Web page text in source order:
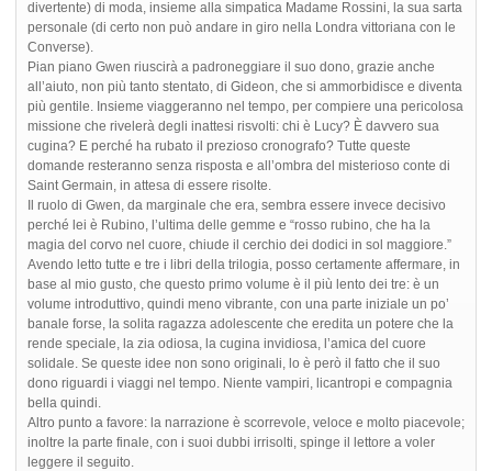
divertente) di moda, insieme alla simpatica Madame Rossini, la sua sarta
personale (di certo non può andare in giro nella Londra vittoriana con le
Converse).
Pian piano Gwen riuscirà a padroneggiare il suo dono, grazie anche
all’aiuto, non più tanto stentato, di Gideon, che si ammorbidisce e diventa
più gentile. Insieme viaggeranno nel tempo, per compiere una pericolosa
missione che rivelerà degli inattesi risvolti: chi è Lucy? È davvero sua
cugina? E perché ha rubato il prezioso cronografo? Tutte queste
domande resteranno senza risposta e all’ombra del misterioso conte di
Saint Germain, in attesa di essere risolte.
Il ruolo di Gwen, da marginale che era, sembra essere invece decisivo
perché lei è Rubino, l’ultima delle gemme e “rosso rubino, che ha la
magia del corvo nel cuore, chiude il cerchio dei dodici in sol maggiore.”
Avendo letto tutte e tre i libri della trilogia, posso certamente affermare, in
base al mio gusto, che questo primo volume è il più lento dei tre: è un
volume introduttivo, quindi meno vibrante, con una parte iniziale un po’
banale forse, la solita ragazza adolescente che eredita un potere che la
rende speciale, la zia odiosa, la cugina invidiosa, l’amica del cuore
solidale. Se queste idee non sono originali, lo è però il fatto che il suo
dono riguardi i viaggi nel tempo. Niente vampiri, licantropi e compagnia
bella quindi.
Altro punto a favore: la narrazione è scorrevole, veloce e molto piacevole;
inoltre la parte finale, con i suoi dubbi irrisolti, spinge il lettore a voler
leggere il seguito.